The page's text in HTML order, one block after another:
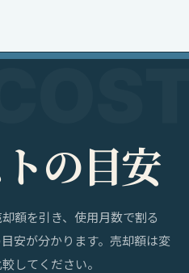
トの目安
額を引き、使用月数で割る
安が分かります。売却額は変
してください。